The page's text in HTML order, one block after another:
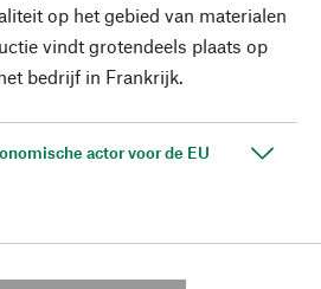
op het gebied van materialen
vindt grotendeels plaats op
bedrijf in Frankrijk.
actor voor de EU